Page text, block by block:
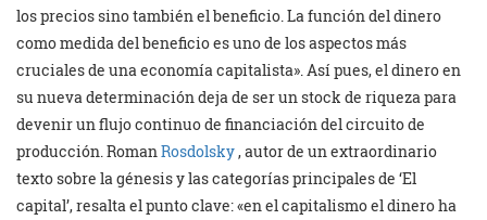
los precios sino también el beneficio. La función del dinero
como medida del beneficio es uno de los aspectos más
cruciales de una economía capitalista». Así pues, el dinero en
su nueva determinación deja de ser un stock de riqueza para
devenir un flujo continuo de financiación del circuito de
producción. RomanRosdolsky, autor de un extraordinario
texto sobre la génesis y las categorías principales de ‘El
capital’, resalta el punto clave: «en el capitalismo el dinero ha